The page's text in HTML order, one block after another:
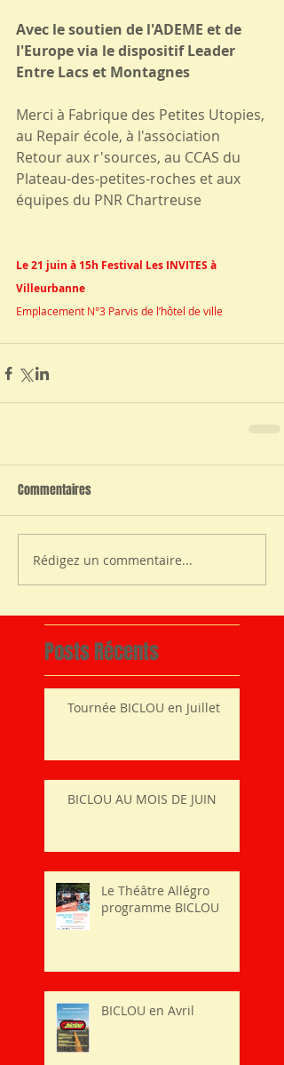
Avec le soutien de l'ADEME et de
l'Europe via le dispositif Leader
Entre Lacs et Montagnes
Merci à Fabrique des Petites Utopies,
au Repair école, à l'association
Retour aux r'sources, au CCAS du
Plateau-des-petites-roches et aux
équipes du PNR Chartreuse
Le 21 juin à 15h Festival Les INVITES à
Villeurbanne
Emplacement N°3 Parvis de l’hôtel de ville
Commentaires
Rédigez un commentaire...
Posts Récents
Tournée BICLOU en Juillet
BICLOU AU MOIS DE JUIN
Le Théâtre Allégro
programme BICLOU
BICLOU en Avril